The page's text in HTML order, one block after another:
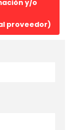
y/o
proveedor)